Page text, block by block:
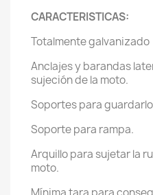
CARACTERISTICAS:
Totalmente galvanizado
Anclajes y barandas
sujeción de la moto.
Soportes para
Soporte para rampa.
Arquillo para sujetar la
moto.